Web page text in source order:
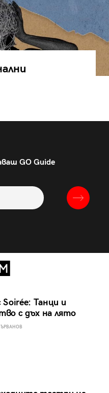
GO Guide
Soirée: Танци и
с дъх на лято